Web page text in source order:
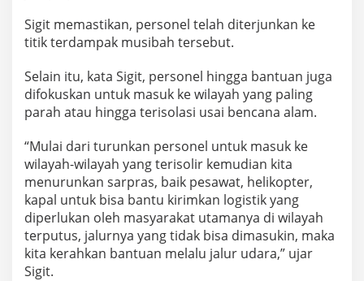
k
a
i
T
r
s
o
l
r
B
e
n
Sigit memastikan, personel telah diterjunkan ke
titik terdampak musibah tersebut.
Selain itu, kata Sigit, personel hingga bantuan juga
difokuskan untuk masuk ke wilayah yang paling
parah atau hingga terisolasi usai bencana alam.
“Mulai dari turunkan personel untuk masuk ke
wilayah-wilayah yang terisolir kemudian kita
menurunkan sarpras, baik pesawat, helikopter,
kapal untuk bisa bantu kirimkan logistik yang
diperlukan oleh masyarakat utamanya di wilayah
terputus, jalurnya yang tidak bisa dimasukin, maka
kita kerahkan bantuan melalu jalur udara,” ujar
Sigit.